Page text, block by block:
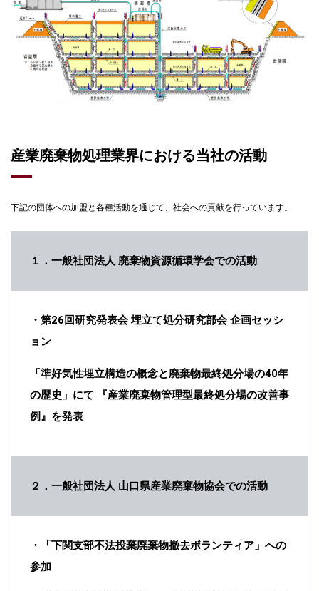
産業廃棄物処理業界における当社の活動
下記の団体への加盟と各種活動を通じて、社会への貢献を⾏っています。
１．⼀般社団法⼈ 廃棄物資源循環学会での活動
・第26回研究発表会 埋⽴て処分研究部会 企画セッシ
ョン
「準好気性埋⽴構造の概念と廃棄物最終処分場の40年
の歴史」にて 『産業廃棄物管理型最終処分場の改善事
例』を発表
２．⼀般社団法⼈ ⼭⼝県産業廃棄物協会での活動
・「下関⽀部不法投棄廃棄物撤去ボランティア」への
参加